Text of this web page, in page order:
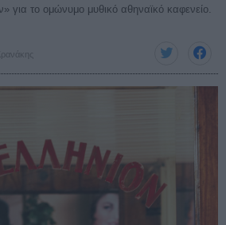
για το ομώνυμο μυθικό αθηναϊκό καφενείο.